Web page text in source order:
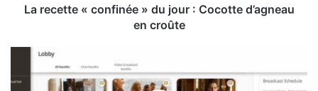
d’agneau
La recette « confinée » du jour : Cocotte d’agneau
en croûte
Sommet
: